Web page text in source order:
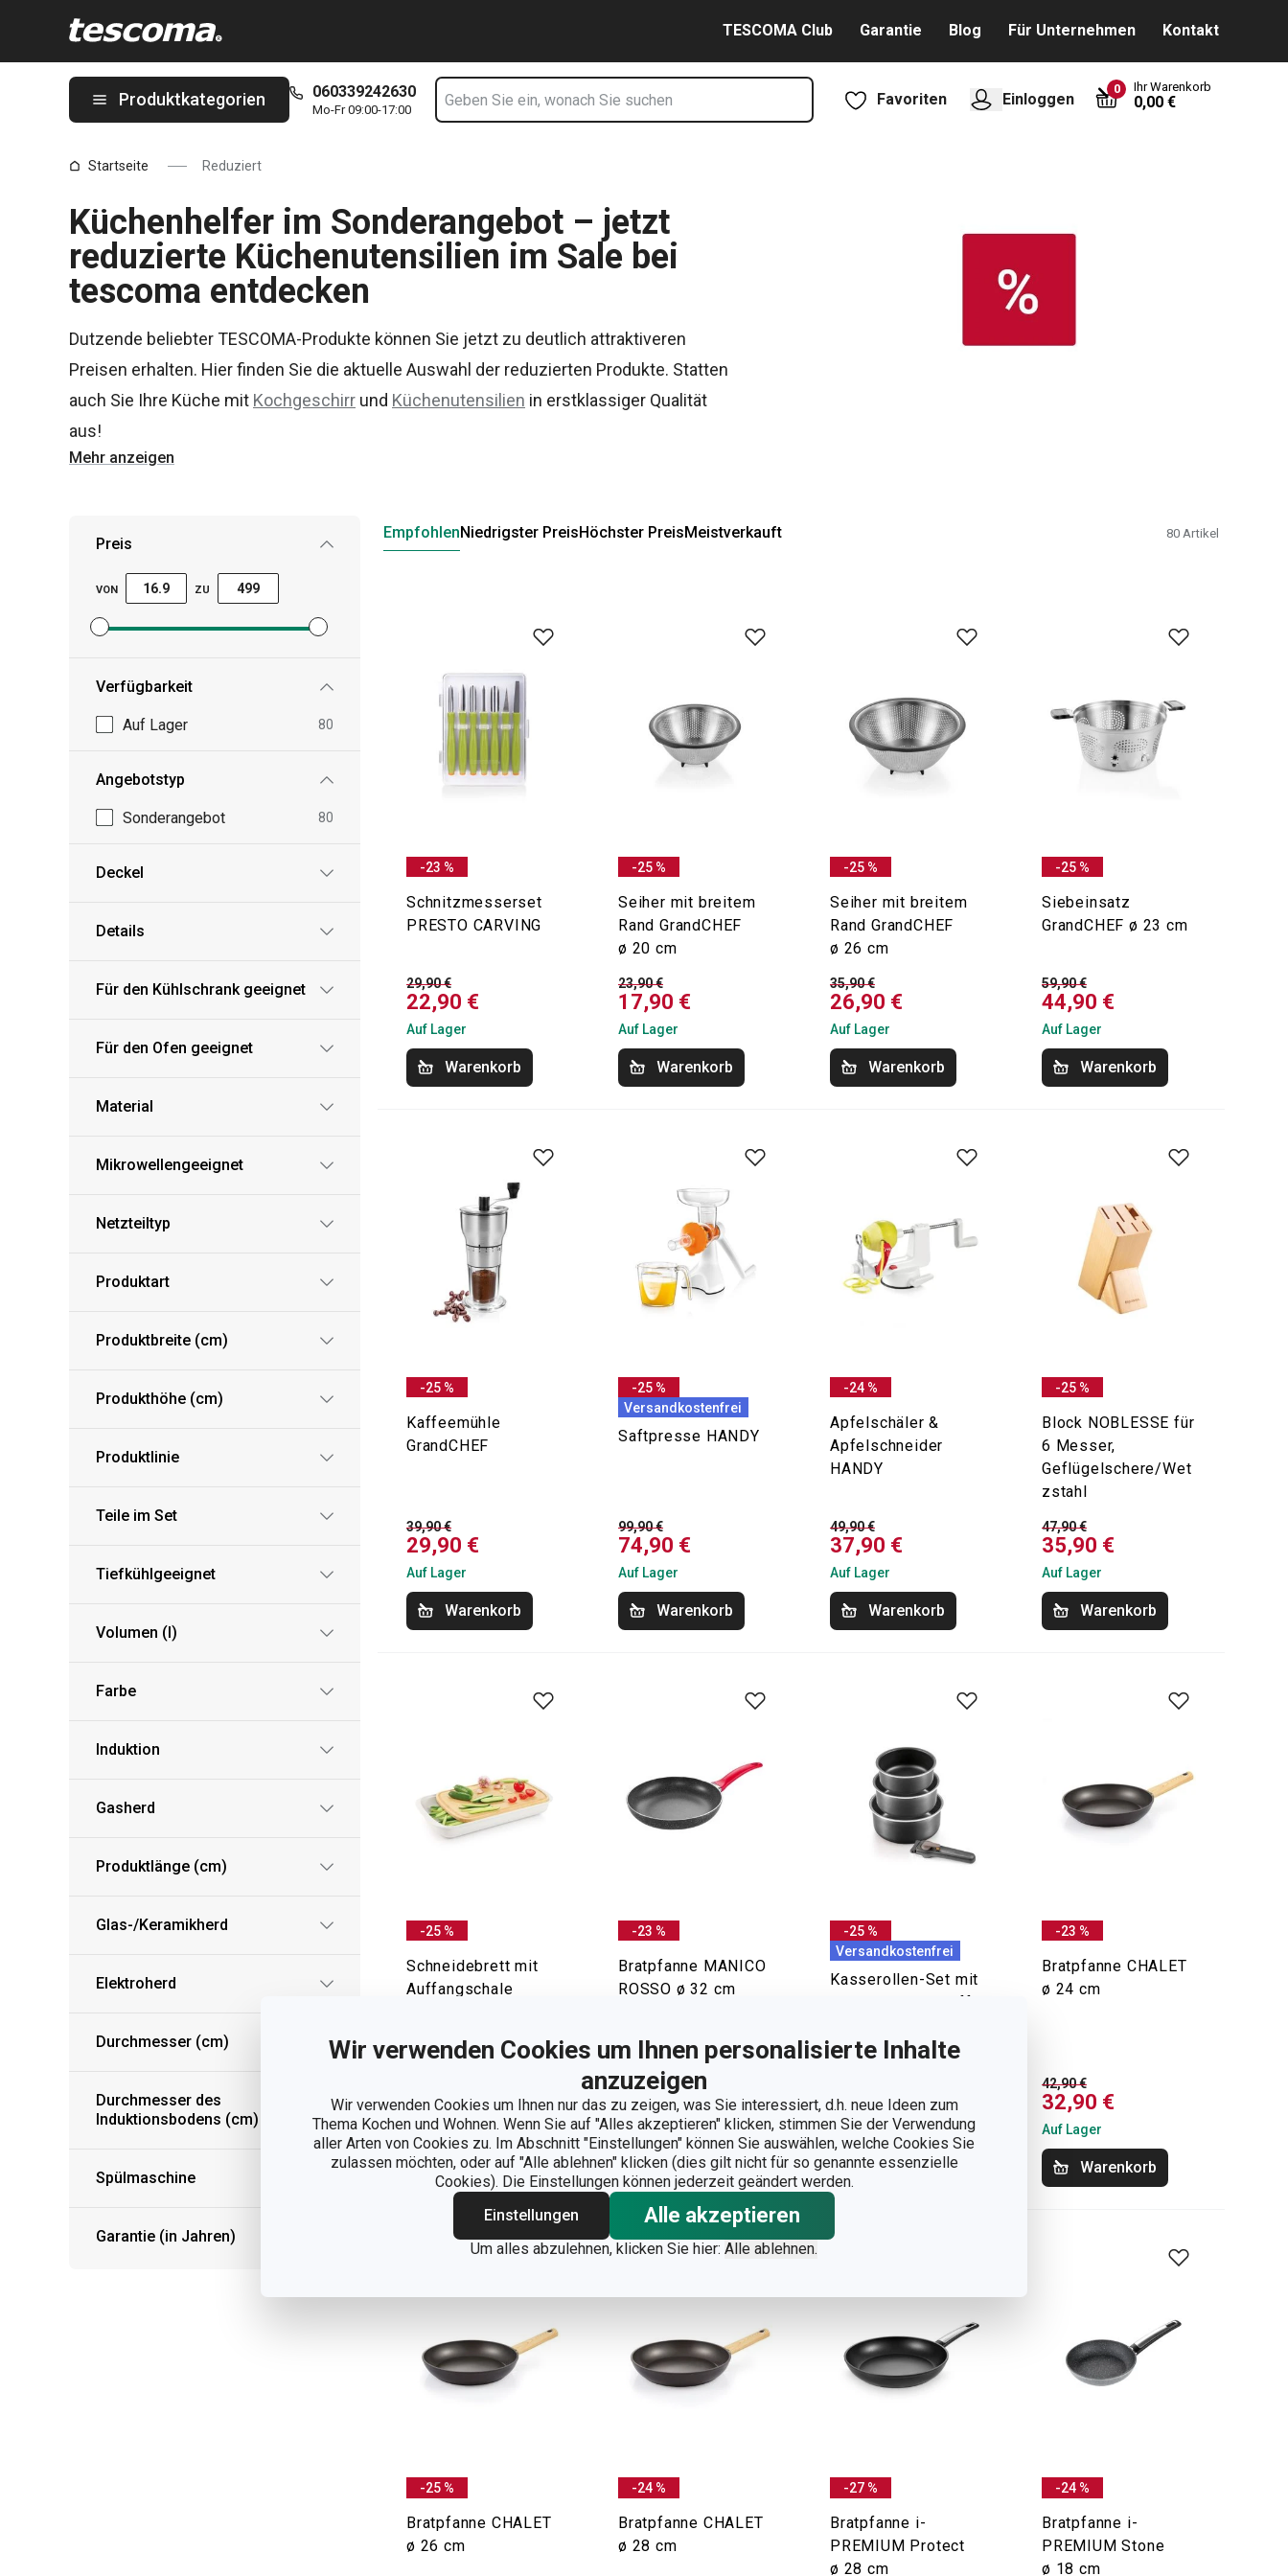
Wir verwenden Cookies um Ihnen personalisierte Inhalte
anzuzeigen
Wir verwenden Cookies um Ihnen nur das zu zeigen, was Sie interessiert, d.h. neue Ideen zum
Thema Kochen und Wohnen. Wenn Sie auf "Alles akzeptieren" klicken, stimmen Sie der Verwendung
aller Arten von Cookies zu. Im Abschnitt "Einstellungen" können Sie auswählen, welche Cookies Sie
zulassen möchten, oder auf "Alle ablehnen" klicken (dies gilt nicht für so genannte essenzielle
Cookies). Die Einstellungen können jederzeit geändert werden.
Einstellungen
Alle akzeptieren
Um alles abzulehnen, klicken Sie hier: Alle ablehnen.
TESCOMA Club Garantie Blog Für Unternehmen Kontakt
Produktkategorien 060339242630
Mo-Fr 09:00-17:00
Favoriten Einloggen
0 Ihr Warenkorb
0,00 €
Startseite Reduziert
Küchenhelfer im Sonderangebot – jetzt
reduzierte Küchenutensilien im Sale bei
tescoma entdecken
Dutzende beliebter TESCOMA-Produkte können Sie jetzt zu deutlich attraktiveren
Preisen erhalten. Hier finden Sie die aktuelle Auswahl der reduzierten Produkte. Statten
auch Sie Ihre Küche mit Kochgeschirr und Küchenutensilien in erstklassiger Qualität
aus!
Mehr anzeigen
Preis
VON ZU
Mindestpreisfilter festlegen
Höchstpreisfilter festlegen
Verfügbarkeit
Auf Lager 80
Angebotstyp
Sonderangebot 80
Deckel
Details
Für den Kühlschrank geeignet
Für den Ofen geeignet
Material
Mikrowellengeeignet
Netzteiltyp
Produktart
Produktbreite (cm)
Produkthöhe (cm)
Produktlinie
Teile im Set
Tiefkühlgeeignet
Volumen (l)
Farbe
Induktion
Gasherd
Produktlänge (cm)
Glas-/Keramikherd
Elektroherd
Durchmesser (cm)
Durchmesser des
Induktionsbodens (cm)
Spülmaschine
Garantie (in Jahren)
EmpfohlenNiedrigster PreisHöchster PreisMeistverkauft 80 Artikel
-23 %
Schnitzmesserset
PRESTO CARVING
29,90 €
22,90 €
Auf Lager
Warenkorb
-25 %
Seiher mit breitem
Rand GrandCHEF
ø 20 cm
23,90 €
17,90 €
Auf Lager
Warenkorb
-25 %
Seiher mit breitem
Rand GrandCHEF
ø 26 cm
35,90 €
26,90 €
Auf Lager
Warenkorb
-25 %
Siebeinsatz
GrandCHEF ø 23 cm
59,90 €
44,90 €
Auf Lager
Warenkorb
-25 %
Kaffeemühle
GrandCHEF
39,90 €
29,90 €
Auf Lager
Warenkorb
-25 %
Versandkostenfrei
Saftpresse HANDY
99,90 €
74,90 €
Auf Lager
Warenkorb
-24 %
Apfelschäler &
Apfelschneider
HANDY
49,90 €
37,90 €
Auf Lager
Warenkorb
-25 %
Block NOBLESSE für
6 Messer,
Geflügelschere/Wet
zstahl
47,90 €
35,90 €
Auf Lager
Warenkorb
-25 %
Schneidebrett mit
Auffangschale
29,90 €
Auf Lager
Warenkorb
-23 %
Bratpfanne MANICO
ROSSO ø 32 cm
46,90 €
35,90 €
Auf Lager
Warenkorb
-25 %
Versandkostenfrei
Kasserollen-Set mit
teilig
59,90 €
Auf Lager
Warenkorb
-23 %
Bratpfanne CHALET
ø 24 cm
42,90 €
32,90 €
Auf Lager
Warenkorb
-25 %
Bratpfanne CHALET
ø 26 cm
-24 %
Bratpfanne CHALET
ø 28 cm
-27 %
Bratpfanne i-
PREMIUM Protect
ø 28 cm
-24 %
Bratpfanne i-
PREMIUM Stone
ø 18 cm